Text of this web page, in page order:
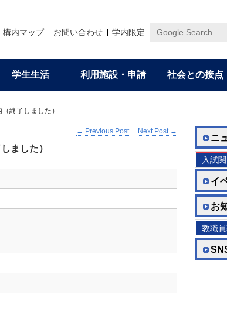
Google
構内マップ お問い合わせ 学内限定
念・３つのポリシー（アドミッション・カリキュラ
薬学部CP／DP
薬学研究科CP／
念・人材育成の目的
究紹介
京大先生シアター（薬学部教員） 薬学研究へのい
学院教育
一貫制博士課程
国際交流（滞在
ッセージ・進路状況
薬学部・薬学研究科ガイドブック オープンキャンパ
大学院在学生か
業生からのメッセージ 修了生からのメ
路情報（学部・大学院） 取得可能な資格
学生生活
活支援
ハラスメントの
藤多仁生奨学金
井奨学金 山岡清・ 由美子
ロナウィルスへの対応について TA雇用にあたっ
利用施設・申請
種申請
学研災付帯 海外
社会との接点
推進委員会
委員会の活動
女性専用多目的室
問い合わせ
大薬友会支部
終了しました）
← Previous Post Next Post →
ました）
ニ
入試
イ
お
教職